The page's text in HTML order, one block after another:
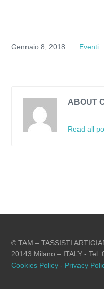
Gennaio 8, 2018 Eventi
ABOUT
Read all
© TAM – TASSISTI
20143 Milano – ITALY -
Cookies Policy - Privacy